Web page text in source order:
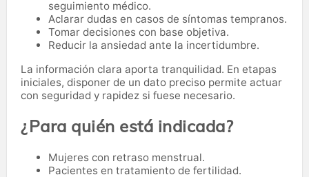
seguimiento médico.
Aclarar dudas en casos de síntomas tempranos.
Tomar decisiones con base objetiva.
Reducir la ansiedad ante la incertidumbre.
La información clara aporta tranquilidad. En etapas
iniciales, disponer de un dato preciso permite actuar
con seguridad y rapidez si fuese necesario.
¿Para quién está indicada?
Mujeres con retraso menstrual.
Pacientes en tratamiento de fertilidad.